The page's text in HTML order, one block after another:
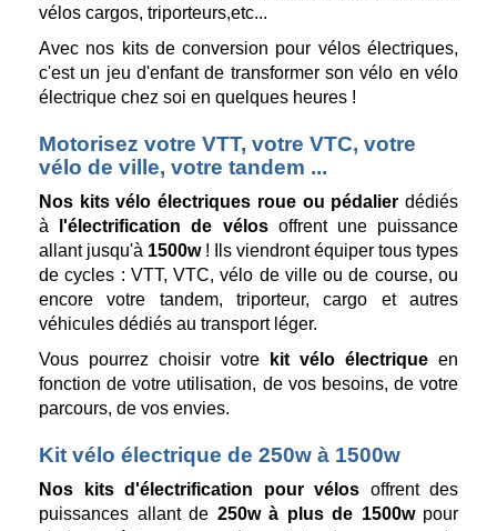
vélos cargos, triporteurs,etc...
Avec nos kits de conversion pour vélos électriques,
c'est un jeu d'enfant de transformer son vélo en vélo
électrique chez soi en quelques heures !
Motorisez votre VTT, votre VTC, votre
vélo de ville, votre tandem ...
Nos kits vélo électriques roue ou pédalier dédiés
à
l'électrification de vélos offrent une puissance
allant jusqu'à 1500w ! Ils viendront équiper tous types
de cycles : VTT, VTC, vélo de ville ou de course, ou
encore votre
tandem, triporteur, cargo et autres
véhicules dédiés au transport léger.
Vous pourrez choisir votre
kit vélo électrique en
fonction de votre utilisation, de vos besoins, de votre
parcours, de vos envies.
Kit vélo électrique de 250w à 1500w
Nos kits d'électrification pour vélos offrent des
puissances allant de 250w à plus de 1500w pour